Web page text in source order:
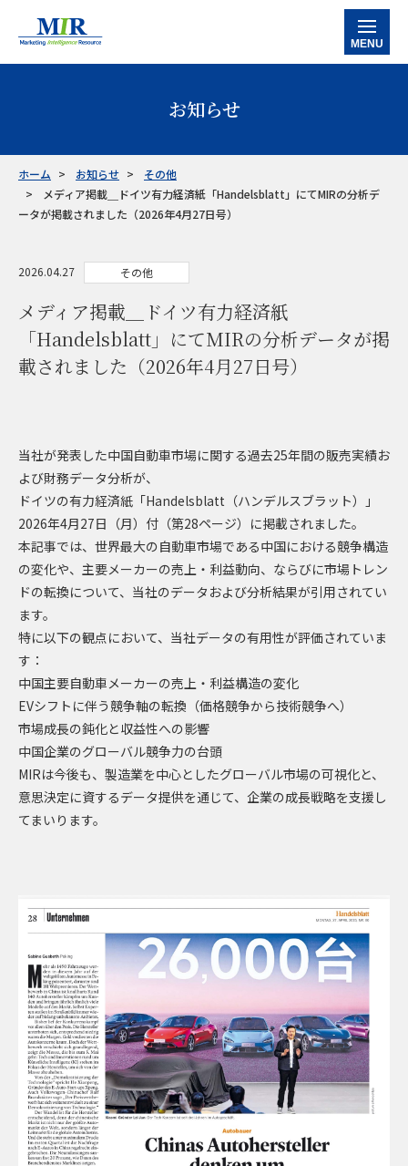
MENU
サービス
データバンク
マルチクライアントレポート
カスタマイズ調査レポート
企業信用調査レポート
産業別情報
会社情報
お問い合わせ
お知らせ
ホーム お知らせ
その他
メディア掲載＿ドイツ有力経済紙「Handelsblatt」にてMIRの分析デ
ータが掲載されました（2026年4月27日号）
2026.04.27 その他
メディア掲載＿ドイツ有力経済紙
「Handelsblatt」にてMIRの分析データが掲
載されました（2026年4月27日号）
当社が発表した中国自動車市場に関する過去25年間の販売実績お
よび財務データ分析が、
ドイツの有力経済紙「Handelsblatt（ハンデルスブラット）」
2026年4月27日（月）付（第28ページ）に掲載されました。
本記事では、世界最大の自動車市場である中国における競争構造
の変化や、主要メーカーの売上・利益動向、ならびに市場トレン
ドの転換について、当社のデータおよび分析結果が引用されてい
ます。
特に以下の観点において、当社データの有用性が評価されていま
す：
中国主要自動車メーカーの売上・利益構造の変化
EVシフトに伴う競争軸の転換（価格競争から技術競争へ）
市場成長の鈍化と収益性への影響
中国企業のグローバル競争力の台頭
MIRは今後も、製造業を中心としたグローバル市場の可視化と、
意思決定に資するデータ提供を通じて、企業の成長戦略を支援し
てまいります。